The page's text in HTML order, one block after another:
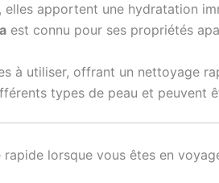
, elles apportent une hydratation
est connu pour ses propriétés
à utiliser, offrant un nettoyage
types de peau et peuvent
lorsque vous êtes en